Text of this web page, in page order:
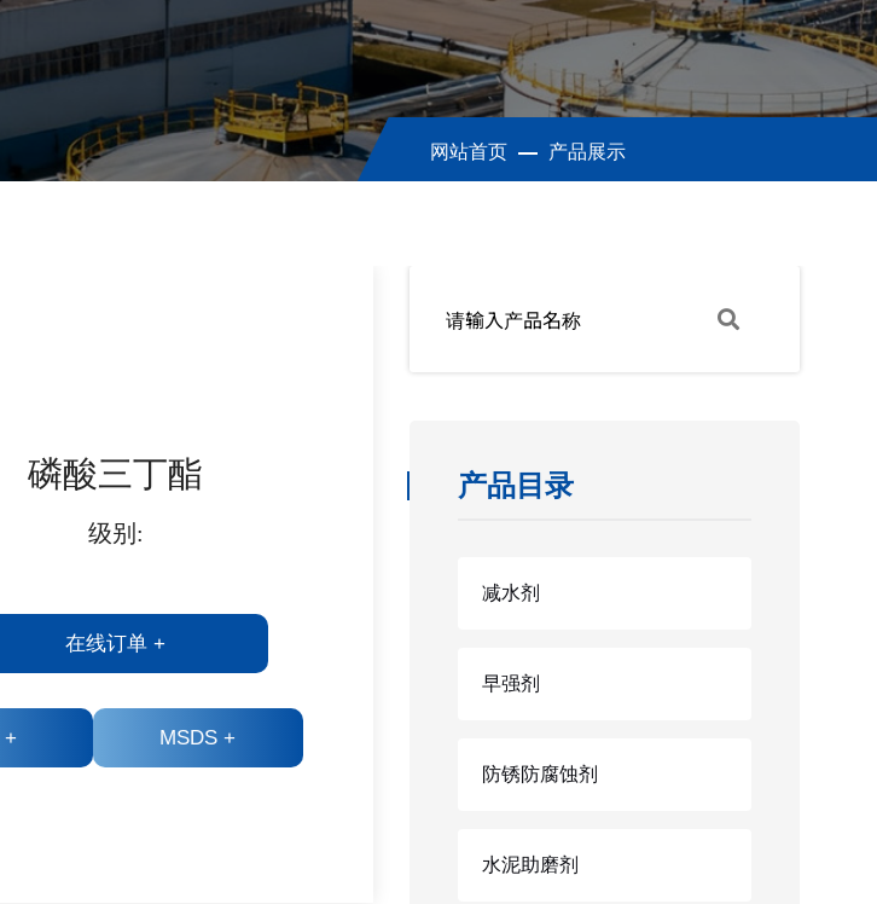
网站首页 产品展示
磷酸三丁酯
级别:
在线订单+
+ MSDS+
产品目录
减水剂
早强剂
防锈防腐蚀剂
水泥助磨剂